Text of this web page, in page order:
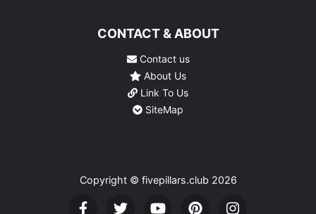
CONTACT & ABOUT
Contact us
About Us
Link To Us
SiteMap
Copyright © fivepillars.club 2026